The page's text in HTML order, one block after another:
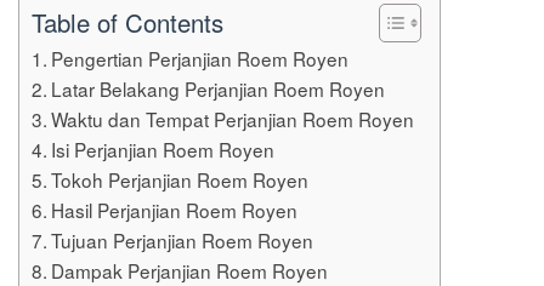
Table of Contents
Pengertian Perjanjian Roem Royen
Latar Belakang Perjanjian Roem Royen
Waktu dan Tempat Perjanjian Roem Royen
Isi Perjanjian Roem Royen
Tokoh Perjanjian Roem Royen
Hasil Perjanjian Roem Royen
Tujuan Perjanjian Roem Royen
Dampak Perjanjian Roem Royen